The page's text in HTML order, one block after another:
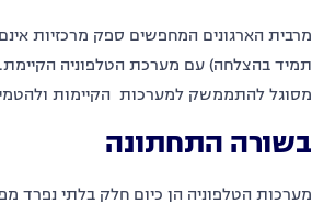
מרבית הארגונים המחפשים ספק מרכזיות
תמיד בהצלחה) עם מערכת הטלפוניה
מסוגל להתממשק למערכות הקיימות
בשורה התחתונה
מערכות הטלפוניה הן כיום חלק בלתי נפרד